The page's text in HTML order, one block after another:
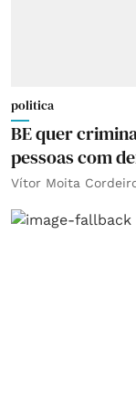
politica
BE quer
pessoas com
Vítor Moita